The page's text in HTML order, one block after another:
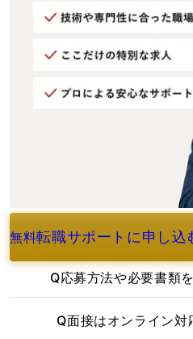
無料転職サポートに申し込
よくあるご質問
Q応募方法や必要書類
Q面接はオンライン対